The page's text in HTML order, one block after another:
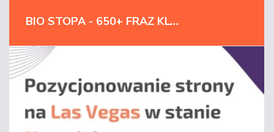
BIO STOPA - 650+ FRAZ KLUCZOWYCH W TOP3 I POZYCJA LIDERA SPRZEDAŻY W POLSCE